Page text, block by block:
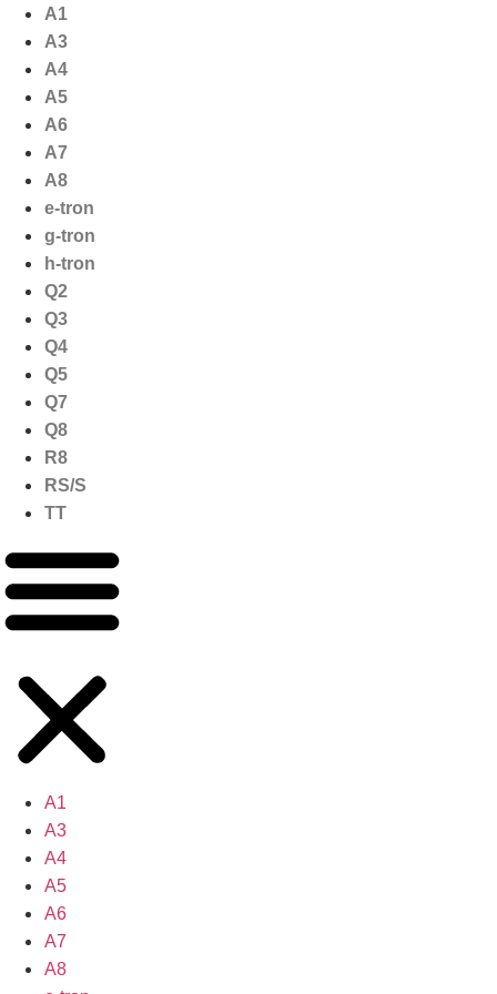
naar
inhoud
A1
A3
A4
A5
A6
A7
A8
e-tron
g-tron
h-tron
Q2
Q3
Q4
Q5
Q7
Q8
R8
RS/S
TT
A1
A3
A4
A5
A6
A7
A8